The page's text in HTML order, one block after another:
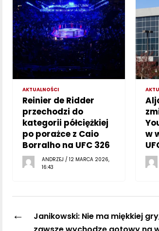
AKTUALNOŚCI
Reinier de Ridder
przechodzi do
kategorii półciężkiej
po porażce z Caio
Borralho na UFC 326
ANDRZEJ / 12 MARCA 2026,
16:43
w
←
Janikowski: Nie ma miękkiej